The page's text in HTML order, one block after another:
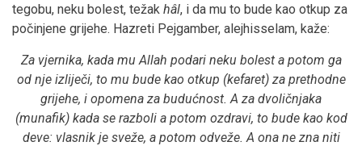
tegobu, neku bolest, težak hâl, i da mu to bude kao otkup za
počinjene grijehe. Hazreti Pejgamber, alejhisselam, kaže:
Za vjernika, kada mu Allah podari neku bolest a potom ga
od nje izliječi, to mu bude kao otkup (kefaret) za prethodne
grijehe, i opomena za budućnost. A za dvoličnjaka
(munafik) kada se razboli a potom ozdravi, to bude kao kod
deve: vlasnik je sveže, a potom odveže. A ona ne zna niti